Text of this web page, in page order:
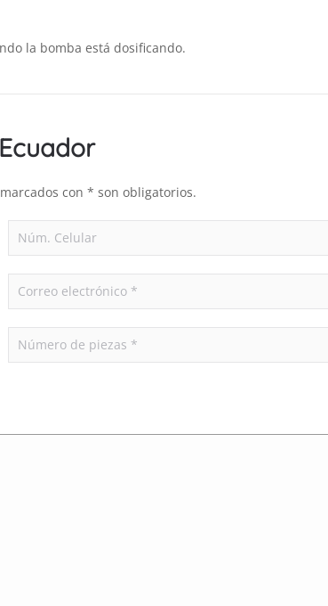
la bomba está dosificando.
con * son obligatorios.